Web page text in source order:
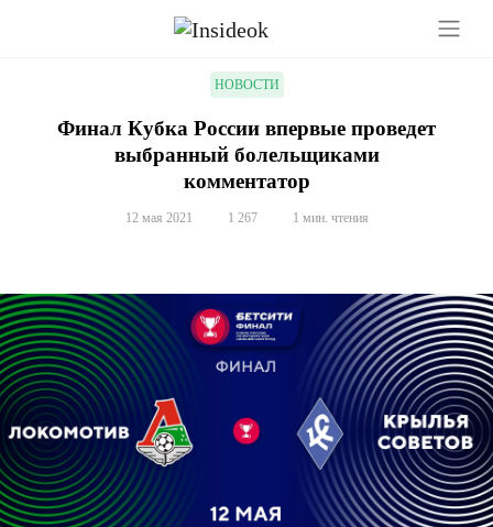
НОВОСТИ
Финал Кубка России впервые проведет
выбранный болельщиками
комментатор
12 мая 2021 1 267 1 мин. чтения